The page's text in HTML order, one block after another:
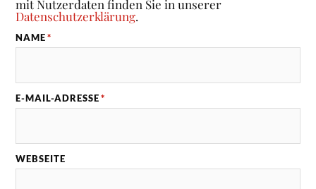
mit Nutzerdaten finden Sie in unserer
Datenschutzerklärung.
NAME *
E-MAIL-ADRESSE *
WEBSEITE